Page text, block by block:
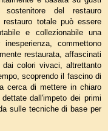
del restauro
totale può essere
e collezionabile una
commettono
restaurata, affascinati
colori vivaci, altrettanto
scoprendo il fascino di
cerca di mettere in chiaro
dall'impeto dei primi
sulle tecniche di base per